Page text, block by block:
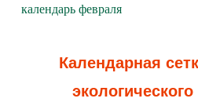
календарь февраля
Календарная